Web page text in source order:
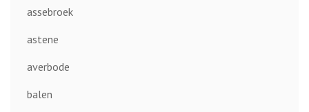
assebroek
astene
averbode
balen